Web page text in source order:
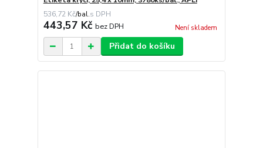
536,72 Kč/bal.
443,57 Kč bez DPH Není skladem
Přidat do košíku